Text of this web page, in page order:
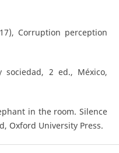
Corruption perception
sociedad, 2 ed., México,
in the room. Silence
Oxford University Press.